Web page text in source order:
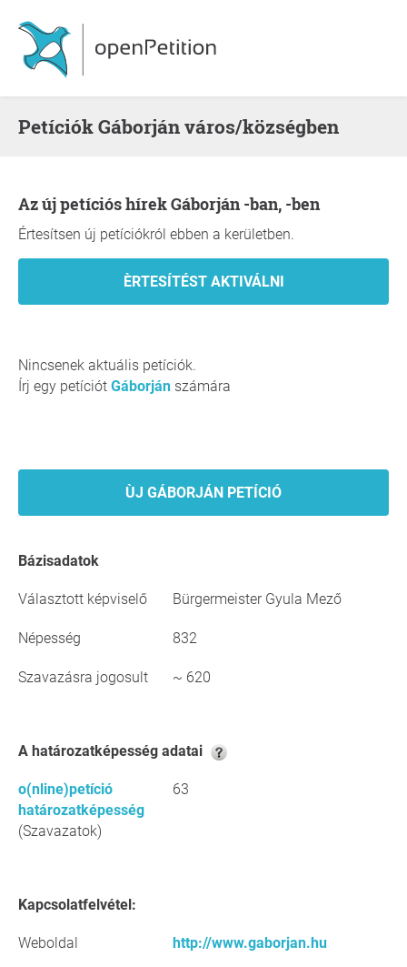
Petíciók Gáborján város/községben
Az új petíciós hírek Gáborján -ban, -ben
Értesítsen új petíciókról ebben a kerületben.
Nincsenek aktuális petíciók.
Írj egy petíciót Gáborján számára
ÙJ GÁBORJÁN PETÍCIÓ
Bázisadatok
Választott képviselő Bürgermeister Gyula Mező
Népesség 832
Szavazásra jogosult ~ 620
A határozatképesség adatai
o(nline)petíció
határozatképesség
(Szavazatok)
63
Kapcsolatfelvétel:
Weboldal http://www.gaborjan.hu